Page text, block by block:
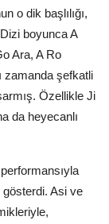
o dik başlılığı,
boyunca A
Ara, A Ro
zamanda şefkatli
Özellikle Ji
da heyecanlı
gösterdi. Asi ve